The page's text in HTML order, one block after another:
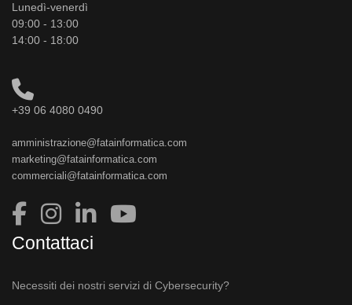
Lunedì-venerdì
09:00 - 13:00
14:00 - 18:00
+39 06 4080 0490
amministrazione@fatainformatica.com
marketing@fatainformatica.com
commerciali@fatainformatica.com
Contattaci
Necessiti dei nostri servizi di Cybersecurity?